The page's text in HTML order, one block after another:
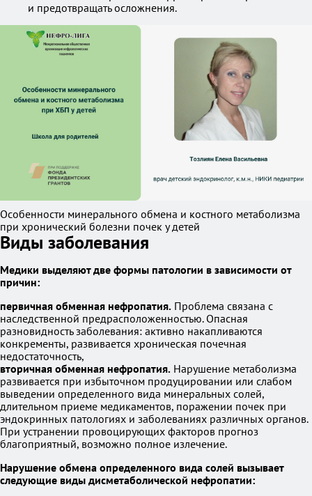
и предотвращать осложнения.
Особенности минерального обмена и костного метаболизма
при хронический болезни почек у детей
Виды заболевания
Медики выделяют две формы патологии в зависимости от
причин:
первичная обменная нефропатия. Проблема связана с
наследственной предрасположенностью. Опасная
разновидность заболевания: активно накапливаются
конкременты, развивается хроническая почечная
недостаточность,
вторичная обменная нефропатия. Нарушение метаболизма
развивается при избыточном продуцировании или слабом
выведении определенного вида минеральных солей,
длительном приеме медикаментов, поражении почек при
эндокринных патологиях и заболеваниях различных органов.
При устранении провоцирующих факторов прогноз
благоприятный, возможно полное излечение.
Нарушение обмена определенного вида солей вызывает
следующие виды дисметаболической нефропатии: